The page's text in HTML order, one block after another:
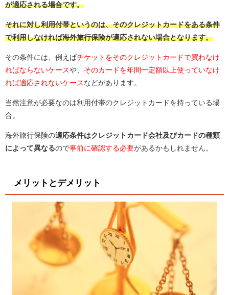
が適応される場合です。
それに対し利用付帯というのは、そのクレジットカードをある条件
で利用しなければ海外旅行保険が適応されない場合となります。
その条件には、例えばチケットをそのクレジットカードで買わなけ
ればならないケース や、 そのカードを年間一定額以上使っていなけ
れば適応されないケース などがあります。
当然注意が必要なのは利用付帯のクレジットカードを持っている場
合。
海外旅行保険の適応条件はクレジットカード会社及びカードの種類
によって異なるので事前に確認する必要があるかもしれません。
メリットとデメリット